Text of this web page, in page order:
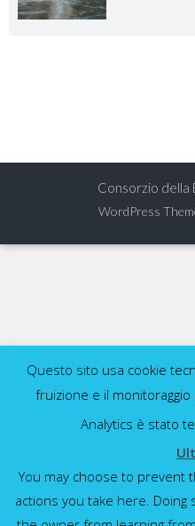
Consorzio della
WordPress
Questo sito usa cookie
fruizione e il
Analytics è stato
You may choose to prevent
actions you take here.